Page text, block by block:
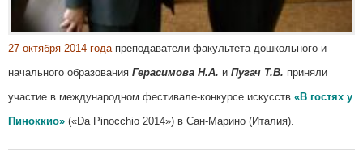
27 октября 2014 года преподаватели факультета дошкольного и
начального образования Герасимова Н.А. и Пугач Т.В. приняли
участие в международном фестивале-конкурсе искусств «В гостях у
Пиноккио» («Da Pinocchio 2014») в Сан-Марино (Италия).